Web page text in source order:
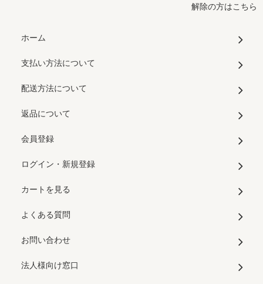
解除の方はこちら
ホーム
支払い方法について
配送方法について
返品について
会員登録
ログイン・新規登録
カートを見る
よくある質問
お問い合わせ
法人様向け窓口